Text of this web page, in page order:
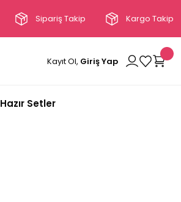
Sipariş Takip Kargo Takip
Kayıt Ol, Giriş Yap
Hazır Setler